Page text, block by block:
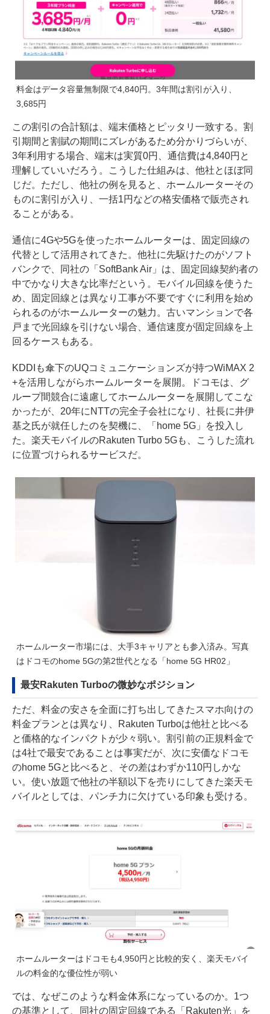
料金はデータ容量無制限で4,840円。3年間は割引が入り、
3,685円
この割引の合計額は、端末価格とピッタリ一致する。割
引期間と割賦の期間にズレがあるため分かりづらいが、
3年利用する場合、端末は実質0円、通信費は4,840円と
理解していいだろう。こうした仕組みは、他社とほぼ同
じだ。ただし、他社の例を見ると、ホームルーターその
ものに割引が入り、一括1円などの格安価格で販売され
ることがある。
通信に4Gや5Gを使ったホームルーターは、固定回線の
代替として活用されてきた。他社に先駆けたのがソフト
バンクで、同社の「SoftBank Air」は、固定回線契約者の
中でかなり大きな比率だという。モバイル回線を使うた
め、固定回線とは異なり工事が不要ですぐに利用を始め
られるのがホームルーターの魅力。古いマンションで各
戸まで光回線を引けない場合、通信速度が固定回線を上
回るケースもある。
KDDIも傘下のUQコミュニケーションズが持つWiMAX 2
+を活用しながらホームルーターを展開。ドコモは、グ
ループ間競合に遠慮してホームルーターを展開してこな
かったが、20年にNTTの完全子会社になり、社長に井伊
基之氏が就任したのを契機に、「home 5G」を投入し
た。楽天モバイルのRakuten Turbo 5Gも、こうした流れ
に位置づけられるサービスだ。
ホームルーター市場には、大手3キャリアとも参入済み。写真
はドコモのhome 5Gの第2世代となる「home 5G HR02」
最安Rakuten Turboの微妙なポジション
ただ、料金の安さを全面に打ち出してきたスマホ向けの
料金プランとは異なり、Rakuten Turboは他社と比べる
と価格的なインパクトが少々弱い。割引前の正規料金で
は4社で最安であることは事実だが、次に安価なドコモ
のhome 5Gと比べると、その差はわずか110円しかな
い。使い放題で他社の半額以下を売りにしてきた楽天モ
バイルとしては、パンチ力に欠けている印象も受ける。
ホームルーターはドコモも4,950円と比較的安く、楽天モバイ
ルの料金的な優位性が弱い
では、なぜこのような料金体系になっているのか。1つ
の基準として、同社の固定回線である「Rakuten光」を